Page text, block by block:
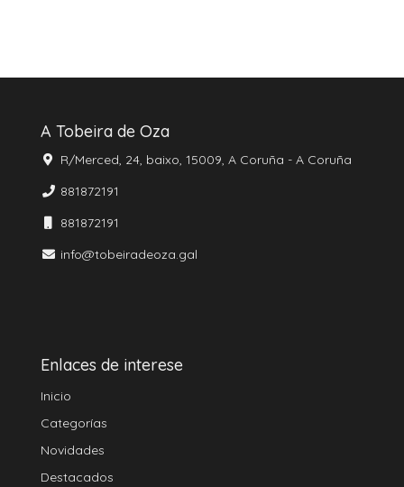
A Tobeira de Oza
R/Merced, 24, baixo, 15009, A Coruña - A Coruña
881872191
881872191
info@tobeiradeoza.gal
Enlaces de interese
Inicio
Categorías
Novidades
Destacados